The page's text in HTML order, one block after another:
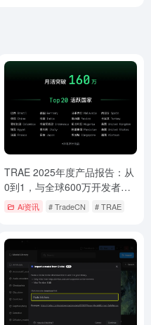
TRAE 2025年度产品报告：从
0到1，与全球600万开发者共
塑AI编程未来
Ai资讯 # TradeCN # TRAE